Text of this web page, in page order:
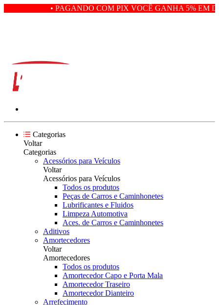
• PAGANDO COM PIX VOCÊ GANHA 5% EM
Categorias
Voltar
Categorias
Acessórios para Veículos
Voltar
Acessórios para Veículos
Todos os produtos
Peças de Carros e Caminhonetes
Lubrificantes e Fluidos
Limpeza Automotiva
Aces. de Carros e Caminhonetes
Aditivos
Amortecedores
Voltar
Amortecedores
Todos os produtos
Amortecedor Capo e Porta Mala
Amortecedor Traseiro
Amortecedor Dianteiro
Arrefecimento